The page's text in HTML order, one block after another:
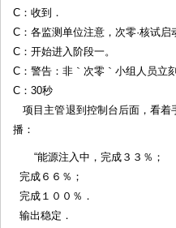
C：收到．
C：各监测单位注意，次零·核试启
C：开始进入阶段一。
C：警告：非｀次零｀小组人员立
C：30秒
项目主管退到控制台后面，看着
播：
“能源注入中，完成３３％；
完成６６％；
完成１００％．
输出稳定．